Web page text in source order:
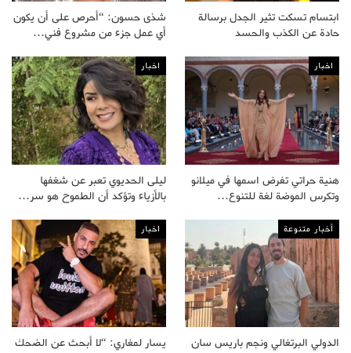
ابتسام تسكت تثير الجدل برسالة
حادة عن الكذب والحسد
شذى حسون: “أحرص على أن يكون
أي عمل جزء من مشروع فني…
اخبار
هنية حراتي تفرض اسمها في ميلانو
وتكرس الموضة لغة للتنوع…
اخبار
ليلى الحديوي تعبر عن شغفها
بالأزياء وتؤكد أن الطموح هو سر…
أخبار متنوعة
الدولي البرتغالي ونجم باريس سان
اخبار
يسار لمغاري: “لا أبحث عن الضحك